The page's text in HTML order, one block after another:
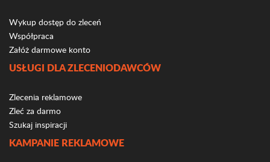
Wykup dostęp do zleceń
Współpraca
Załóż darmowe konto
USŁUGI DLA ZLECENIODAWCÓW
Zlecenia reklamowe
Zleć za darmo
Szukaj inspiracji
KAMPANIE REKLAMOWE